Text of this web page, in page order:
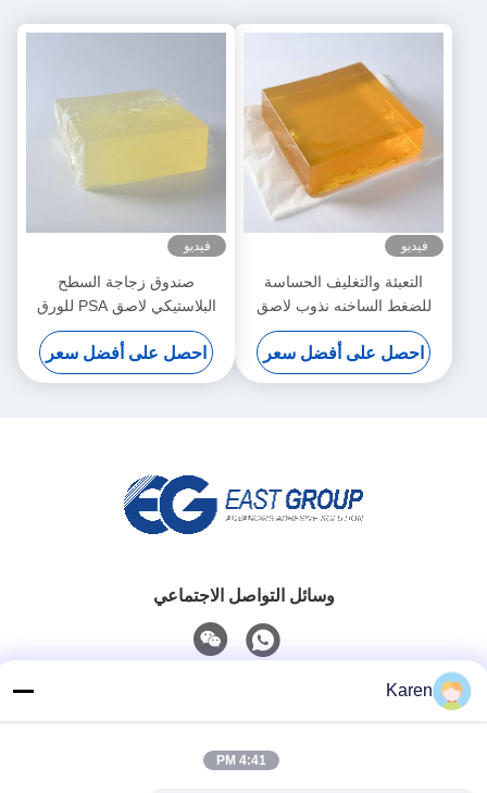
فيديو
التعبئة والتغليف الحساسة
للضغط الساخنه نذوب لاصق
أصفر للأغطية البلاستيكية
الأنسجة الرطبة
احصل على أفضل سعر
فيديو
صندوق زجاجة السطح
البلاستيكي لاصق PSA للورق
اللاصق الذاتي
احصل على أفضل سعر
وسائل التواصل الاجتماعي
+86-18912490312
Karen
4:41 PM